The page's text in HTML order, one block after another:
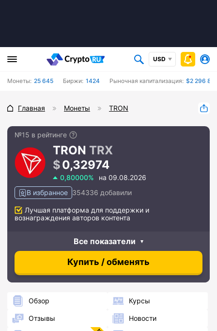
USD
Монеты: 25 645 Биржи: 1424 Рыночная капитализация: $2 296
Главная Монеты TRON
№15 в рейтинге
TRON TRX
0,32974
0,80000%
на 09.08.2026
В избранное 354336 добавили
Лучшая платформа для поддержки и
вознаграждения авторов контента
Все показатели
Купить / обменять
Обзор Курсы
Отзывы Новости